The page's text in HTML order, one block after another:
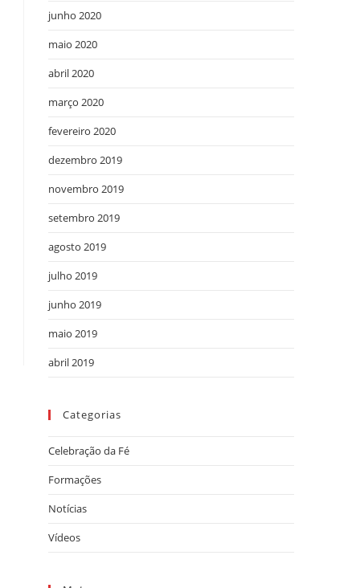
junho 2020
maio 2020
abril 2020
março 2020
fevereiro 2020
dezembro 2019
novembro 2019
setembro 2019
agosto 2019
julho 2019
junho 2019
maio 2019
abril 2019
Categorias
Celebração da Fé
Formações
Notícias
Vídeos